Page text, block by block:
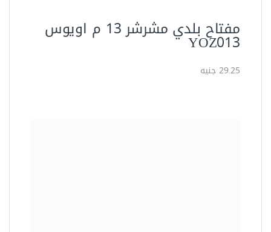
مفتاح بلدي مشرشر 13 م اويوس
YOZ013
29.25 جنيه